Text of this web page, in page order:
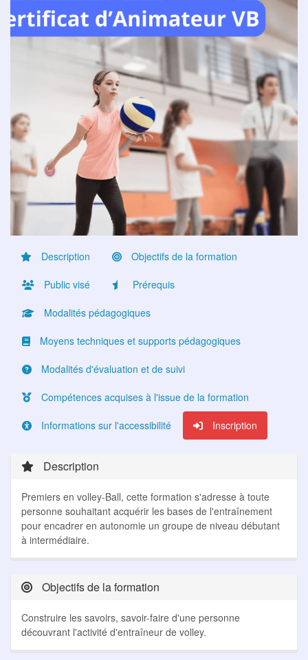
Description Objectifs de la formation
Public visé Prérequis
Modalités pédagogiques
Moyens techniques et supports pédagogiques
Modalités d'évaluation et de suivi
Compétences acquises à l'issue de la formation
Informations sur l'accessibilité Inscription
Description
Premiers en volley-Ball, cette formation s'adresse à toute
personne souhaitant acquérir les bases de l'entraînement
pour encadrer en autonomie un groupe de niveau débutant
à intermédiaire.
Objectifs de la formation
Construire les savoirs, savoir-faire d'une personne
découvrant l'activité d'entraîneur de volley.